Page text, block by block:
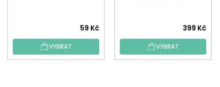
59 Kč
VYBRAT
399 Kč
VYBRAT